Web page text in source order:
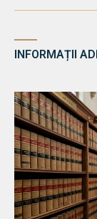
INFORMAȚII